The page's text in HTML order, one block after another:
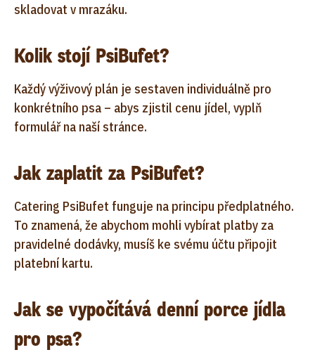
skladovat v mrazáku.
Kolik stojí PsiBufet?
Každý výživový plán je sestaven individuálně pro
konkrétního psa – abys zjistil cenu jídel, vyplň
formulář na naší stránce.
Jak zaplatit za PsiBufet?
Catering PsiBufet funguje na principu předplatného.
To znamená, že abychom mohli vybírat platby za
pravidelné dodávky, musíš ke svému účtu připojit
platební kartu.
Jak se vypočítává denní porce jídla
pro psa?